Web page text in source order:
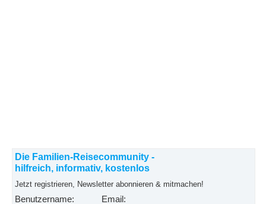
Die Familien-Reisecommunity -
hilfreich, informativ, kostenlos
Jetzt registrieren, Newsletter abonnieren & mitmachen!
Benutzername: Email: